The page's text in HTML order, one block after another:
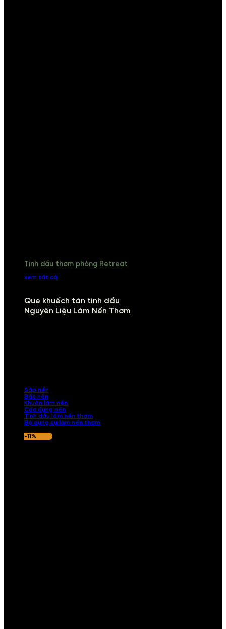
Tinh dầu thơm phòng Retreat
xem tất cả
Que khuếch tán tinh dầu
Nguyên Liệu Làm Nến Thơm
Sáp nến
Bấc nến
Khuôn làm nến
Cốc đựng nến
Tinh dầu làm nến thơm
Bộ dụng cụ làm nến thơm
-11%